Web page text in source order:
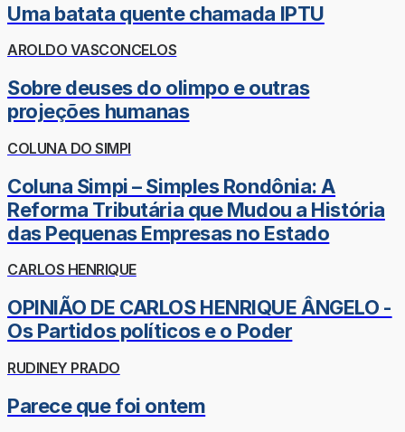
Uma batata quente chamada IPTU
AROLDO VASCONCELOS
Sobre deuses do olimpo e outras
projeções humanas
COLUNA DO SIMPI
Coluna Simpi – Simples Rondônia: A
Reforma Tributária que Mudou a História
das Pequenas Empresas no Estado
CARLOS HENRIQUE
OPINIÃO DE CARLOS HENRIQUE ÂNGELO -
Os Partidos políticos e o Poder
RUDINEY PRADO
Parece que foi ontem